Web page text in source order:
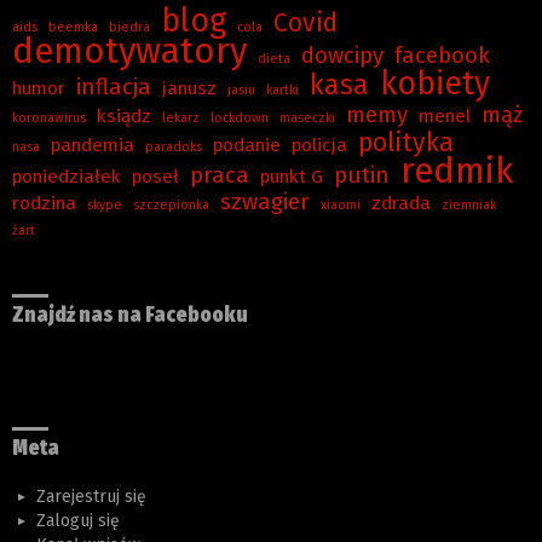
aids beemka biedra blog cola Covid
demotywatory dieta dowcipy facebook
humor inflacja janusz jasiu kartki kasa kobiety
koronawirus ksiądz lekarz lockdown maseczki memy menel mąż
nasa pandemia paradoks podanie policja polityka
poniedziałek poseł praca punkt G putin redmik
rodzina skype szczepionka szwagier xiaomi zdrada
ziemniak
żart
Znajdź nas na Facebooku
Meta
Zarejestruj się
Zaloguj się